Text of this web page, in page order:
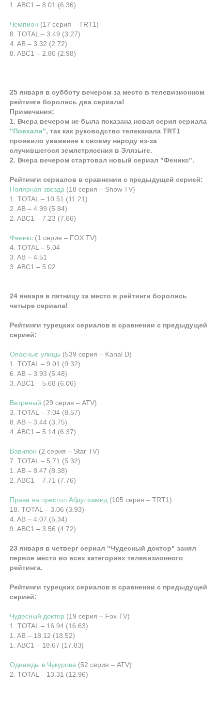
1. ABC1 – 8.01 (6.36)
Чемпион (17 серия – TRT1)
8. TOTAL – 3.49 (3.27)
4. AB – 3.32 (2.72)
8. ABC1 – 2.80 (2.98)
25 января в субботу вечером за место в телевизионном
рейтинге боролись два сериала!
Примечания;
1. Вчера вечером не была показана новая серия сериала
"Поехали", так как руководство телеканала TRT1
проявило уважение к своему народу из-за
случившегося землетрясения в Элязыге.
2. Вчера вечером стартовал новый сериал "Феникс".
Рейтинги сериалов в сравнении с предыдущей серией:
Полярная звезда (18 серия – Show TV)
1. TOTAL – 10.51 (11.21)
2. AB – 4.99 (5.84)
2. ABC1 – 7.23 (7.66)
Феникс (1 серия – FOX TV)
4. TOTAL – 5.04
3. AB – 4.51
3. ABC1 – 5.02
24 января в пятницу за место в рейтинги боролись
четыре сериала!
Рейтинги турецких сериалов в сравнении с предыдущей
серией:
Опасные улицы (539 серия – Kanal D)
1. TOTAL – 9.01 (9.32)
6. AB – 3.93 (5.48)
3. ABC1 – 5.68 (6.06)
Ветреный (29 серия – ATV)
3. TOTAL – 7.04 (8.57)
8. AB – 3.44 (3.75)
4. ABC1 – 5.14 (6.37)
Вавилон (2 серия – Star TV)
7. TOTAL – 5.71 (5.32)
1. AB – 8.47 (8.38)
2. ABC1 – 7.71 (7.76)
Права на престол Абдулхамид (105 серия – TRT1)
18. TOTAL – 3.06 (3.93)
4. AB – 4.07 (5.34)
9. ABC1 – 3.56 (4.72)
23 января в четверг сериал "Чудесный доктор" занял
первое место во всех категориях телевизионного
рейтинга.
Рейтинги турецких сериалов в сравнении с предыдущей
серией:
Чудесный доктор (19 серия – Fox TV)
1. TOTAL – 16.94 (16.63)
1. AB – 18.12 (18.52)
1. ABC1 – 18.67 (17.83)
Однажды в Чукурова (52 серия – ATV)
2. TOTAL – 13.31 (12.96)